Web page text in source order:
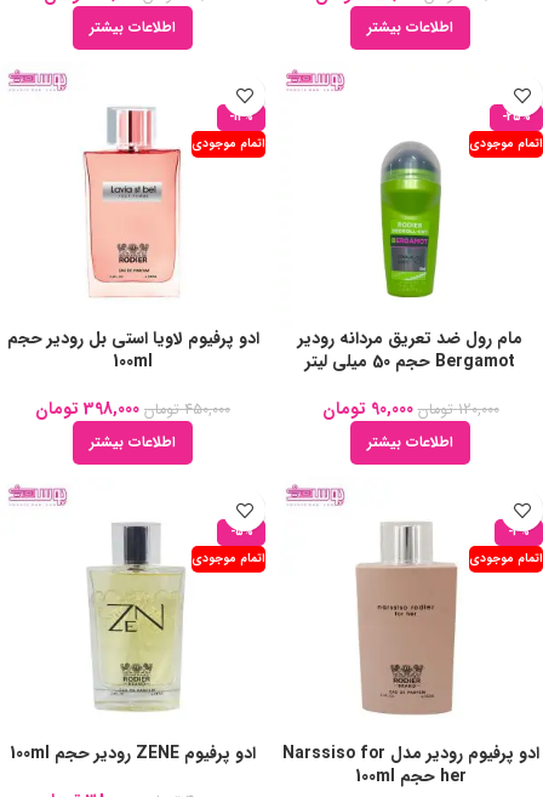
اطلاعات بیشتر اطلاعات بیشتر
-25%
اتمام موجودی
مام رول ضد تعریق مردانه رودیر
Bergamot حجم 50 میلی لیتر
120,000 تومان 90,000 تومان
اطلاعات بیشتر
-12%
اتمام موجودی
ادو پرفیوم لاویا استی بل رودیر حجم
100ml
450,000 تومان 398,000 تومان
اطلاعات بیشتر
-3%
اتمام موجودی
ادو پرفیوم رودیر مدل Narssiso for
her حجم 100ml
-5%
اتمام موجودی
ادو پرفیوم ZENE رودیر حجم 100ml